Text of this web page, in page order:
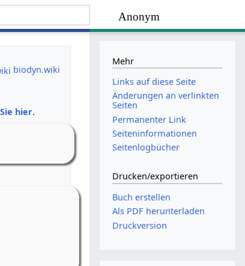
Anonym
biodyn.wiki
hier.
Mehr
Links auf diese Seite
Änderungen an verlinkten
Seiten
Permanenter Link
Seiten­­informationen
Seitenlogbücher
Drucken/­exportieren
Buch erstellen
Als PDF herunterladen
Druckversion